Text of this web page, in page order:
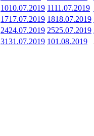
1010.07.2019 1111.07.2019
1717.07.2019 1818.07.2019
2424.07.2019 2525.07.2019
3131.07.2019 101.08.2019